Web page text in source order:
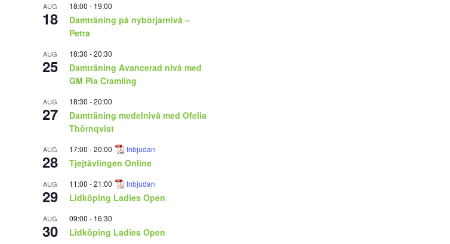
AUG
18
18:00 - 19:00
Damträning på nybörjarnivå –
Petra
AUG
25
18:30 -20:30
Damträning Avancerad nivå med
GM Pia Cramling
AUG
27
18:30 -20:00
Damträning medelnivå med Ofelia
Thörnqvist
AUG
28
17:00 -20:00 Inbjudan
Tjejtävlingen Online
AUG
29
11:00 -21:00 Inbjudan
Lidköping Ladies Open
AUG
30
09:00 - 16:30
Lidköping Ladies Open